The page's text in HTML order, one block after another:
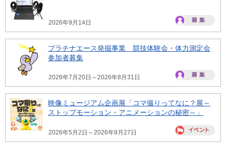
2026年9月14日
プラチナエース発掘事業 競技体験会・体力測定会
参加者募集
2026年7月20日～2026年8月31日
映像ミュージアム企画展「コマ撮りってなに？展～
ストップモーション・アニメーションの秘密～」
2026年5月2日～2026年9月27日